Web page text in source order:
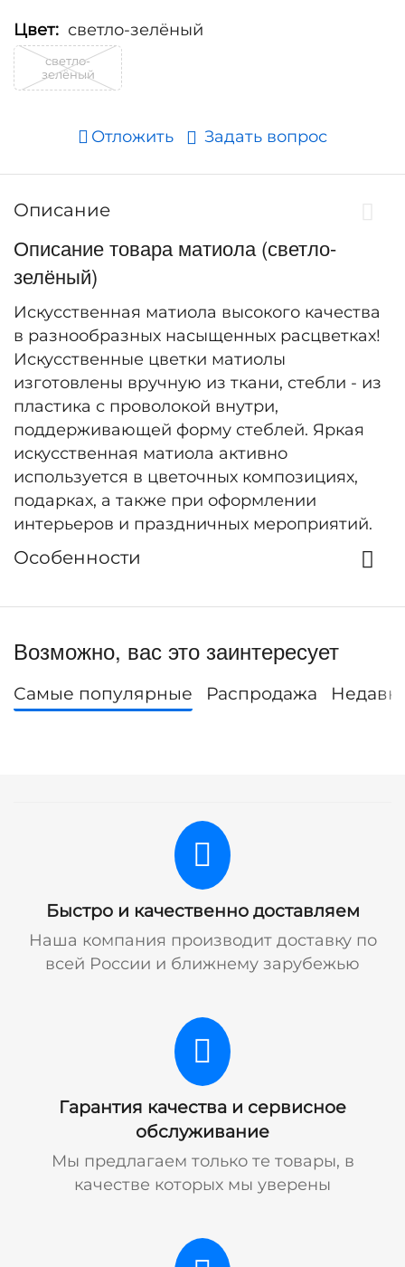
Цвет: светло-зелёный
светло-
зелёный
Отложить Задать вопрос
Описание
Описание товара матиола (светло-
зелёный)
Искусственная матиола высокого качества
в разнообразных насыщенных расцветках!
Искусственные цветки матиолы
изготовлены вручную из ткани, стебли - из
пластика с проволокой внутри,
поддерживающей форму стеблей. Яркая
искусственная матиола активно
используется в цветочных композициях,
подарках, а также при оформлении
интерьеров и праздничных мероприятий.
Особенности
Возможно, вас это заинтересует
Самые популярные Распродажа
Быстро и качественно доставляем
Наша компания производит доставку по
всей России и ближнему зарубежью
Гарантия качества и сервисное
обслуживание
Мы предлагаем только те товары, в
качестве которых мы уверены